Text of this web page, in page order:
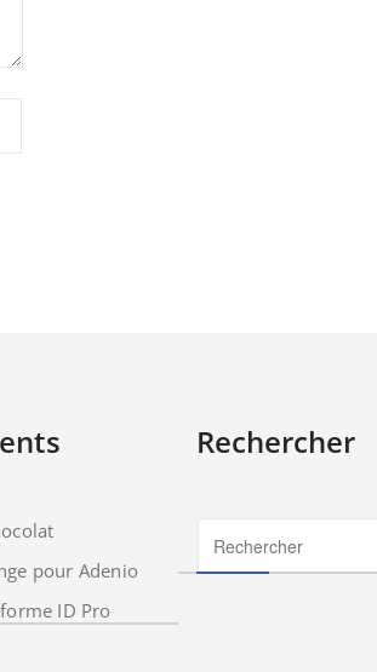
pour Adenio
ID Pro
Rechercher